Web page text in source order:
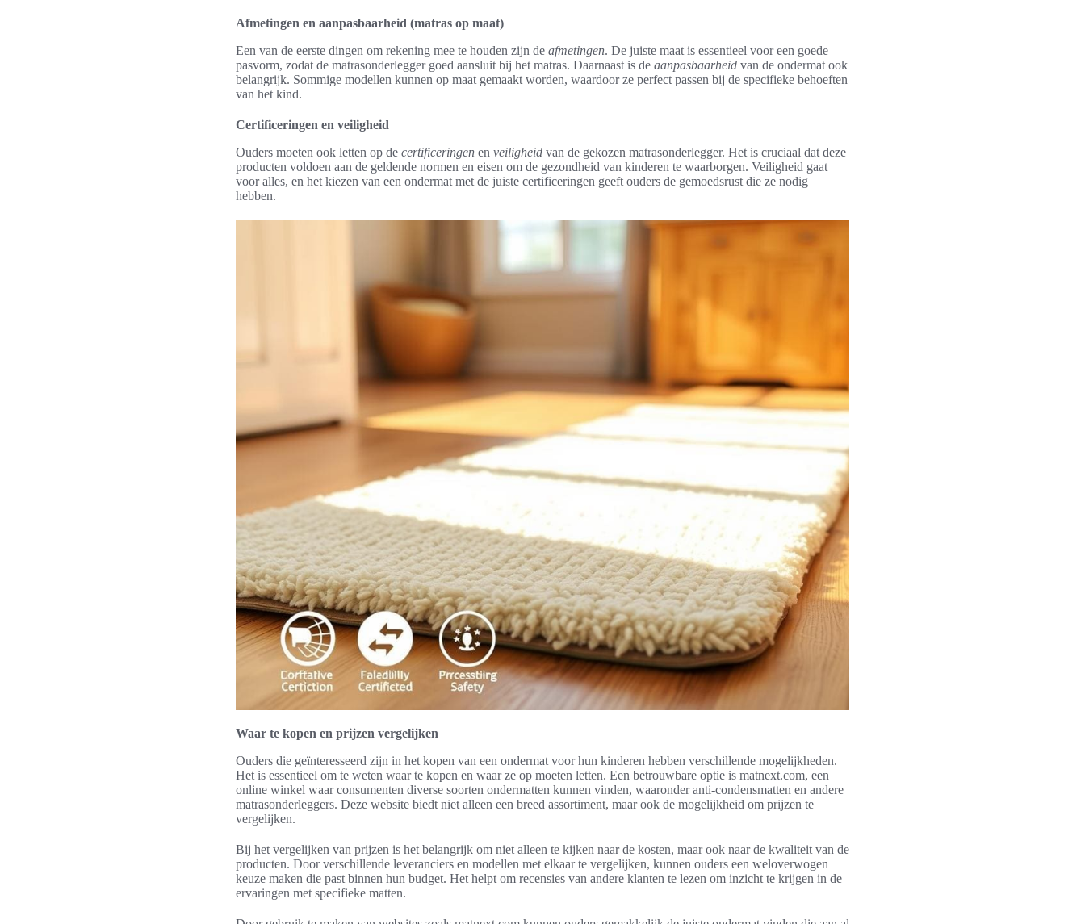
Afmetingen en aanpasbaarheid (matras op maat)
Een van de eerste dingen om rekening mee te houden zijn de afmetingen. De juiste maat is essentieel voor een goede
pasvorm, zodat de matrasonderlegger goed aansluit bij het matras. Daarnaast is de aanpasbaarheid van de ondermat ook
belangrijk. Sommige modellen kunnen op maat gemaakt worden, waardoor ze perfect passen bij de specifieke behoeften
van het kind.
Certificeringen en veiligheid
Ouders moeten ook letten op de certificeringen en veiligheid van de gekozen matrasonderlegger. Het is cruciaal dat deze
producten voldoen aan de geldende normen en eisen om de gezondheid van kinderen te waarborgen. Veiligheid gaat
voor alles, en het kiezen van een ondermat met de juiste certificeringen geeft ouders de gemoedsrust die ze nodig
hebben.
Waar te kopen en prijzen vergelijken
Ouders die geïnteresseerd zijn in het kopen van een ondermat voor hun kinderen hebben verschillende mogelijkheden.
Het is essentieel om te weten waar te kopen en waar ze op moeten letten. Een betrouwbare optie is matnext.com, een
online winkel waar consumenten diverse soorten ondermatten kunnen vinden, waaronder anti-condensmatten en andere
matrasonderleggers. Deze website biedt niet alleen een breed assortiment, maar ook de mogelijkheid om prijzen te
vergelijken.
Bij het vergelijken van prijzen is het belangrijk om niet alleen te kijken naar de kosten, maar ook naar de kwaliteit van de
producten. Door verschillende leveranciers en modellen met elkaar te vergelijken, kunnen ouders een weloverwogen
keuze maken die past binnen hun budget. Het helpt om recensies van andere klanten te lezen om inzicht te krijgen in de
ervaringen met specifieke matten.